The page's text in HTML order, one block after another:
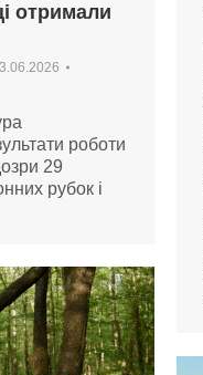
отримали
роботи
29
рубок і